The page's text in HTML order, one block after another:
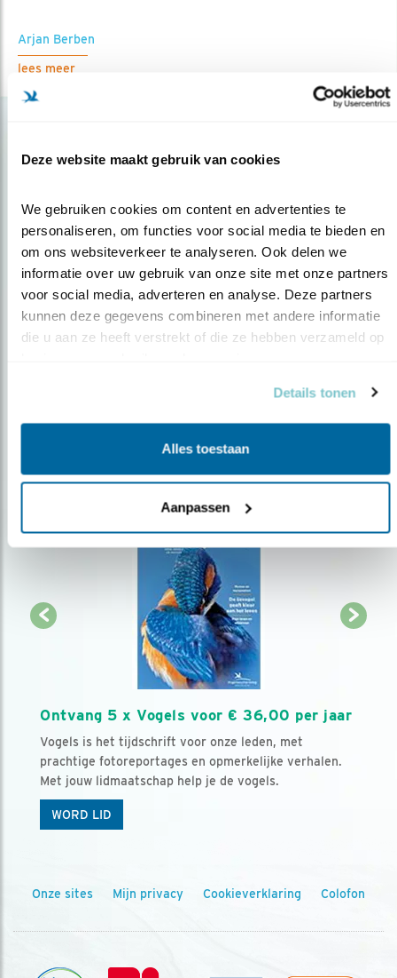
Deze website maakt gebruik van cookies
We gebruiken cookies om content en advertenties te
personaliseren, om functies voor social media te bieden en
om ons websiteverkeer te analyseren. Ook delen we
informatie over uw gebruik van onze site met onze partners
voor social media, adverteren en analyse. Deze partners
kunnen deze gegevens combineren met andere informatie
die u aan ze heeft verstrekt of die ze hebben verzameld op
Details tonen
Alles toestaan
Aanpassen
Arjan Berben
lees meer
Op de hoogte blijven?
Meld je aan en ontvang nieuws, inspiratie, acties en tips
over vogels en activiteiten van Vogelbescherming.
Ontvang 5 x Vogels voor € 36,00 per jaar
Vogels is het tijdschrift voor onze leden, met
prachtige fotoreportages en opmerkelijke verhalen.
Met jouw lidmaatschap help je de vogels.
WORD LID
Onze sites Mijn privacy Cookieverklaring Colofon